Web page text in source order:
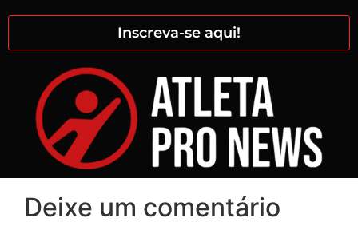
Inscreva-se aqui!
Deixe um comentário